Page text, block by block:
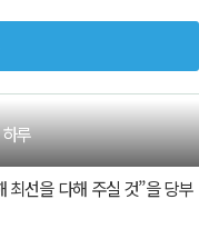
루
최선을 다해 주실 것”을 당부